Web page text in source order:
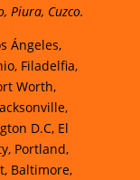
, Piura, Cuzco.
Ángeles,
Filadelfia,
Worth,
D.C, El
Portland,
Baltimore,